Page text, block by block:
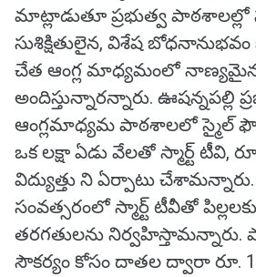
మాట్లాడుతూ ప్రభుత్వ
సుశిక్షితులైన, విశేష
చేత ఆంగ్ల మాధ్యమంలో
అందిస్తున్నారన్నారు. ఊషన్నపల్లి
ఆంగ్లమాధ్యమ పాఠశాలలో స్మైల్
ఒక లక్షా ఏడు వేలతో స్మార్ట్ టీవి,
విద్యుత్తు ని ఏర్పాటు
సంవత్సరంలో స్మార్ట్ టీవీతో
తరగతులను నిర్వహిస్తామన్నారు.
సౌకర్యం కోసం దాతల ద్వారా రూ. 1